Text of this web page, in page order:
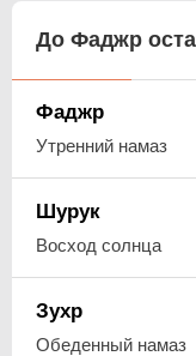
До Фаджр
Фаджр
Утренний намаз
Шурук
Восход солнца
Зухр
Обеденный намаз